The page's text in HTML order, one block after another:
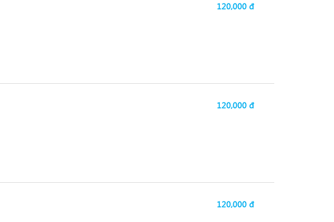
120,000 đ
120,000 đ
120,000 đ